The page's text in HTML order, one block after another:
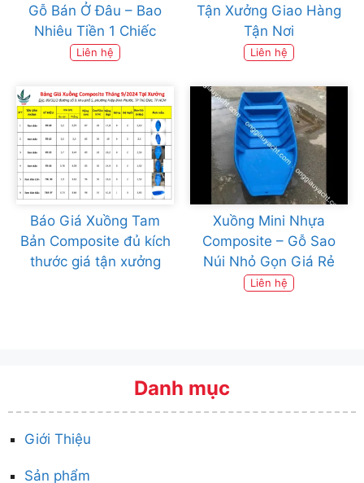
Gỗ Bán Ở Đâu – Bao
Nhiêu Tiền 1 Chiếc
Liên hệ
Tận Xưởng Giao Hàng
Tận Nơi
Liên hệ
Báo Giá Xuồng Tam
Bản Composite đủ kích
thước giá tận xưởng
Xuồng Mini Nhựa
Composite – Gỗ Sao
Núi Nhỏ Gọn Giá Rẻ
Liên hệ
Danh mục
Giới Thiệu
Sản phẩm